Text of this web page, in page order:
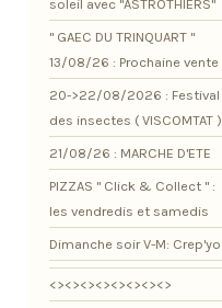
soleil avec "ASTROTHIERS"
" GAEC DU TRINQUART "
13/08/26 : Prochaine vente
20->22/08/2026 : Festival
des insectes ( VISCOMTAT )
21/08/26 : MARCHE D'ETE
PIZZAS " Click & Collect " :
les vendredis et samedis
Dimanche soir V-M: Crep'yo
<><><><><><><><>